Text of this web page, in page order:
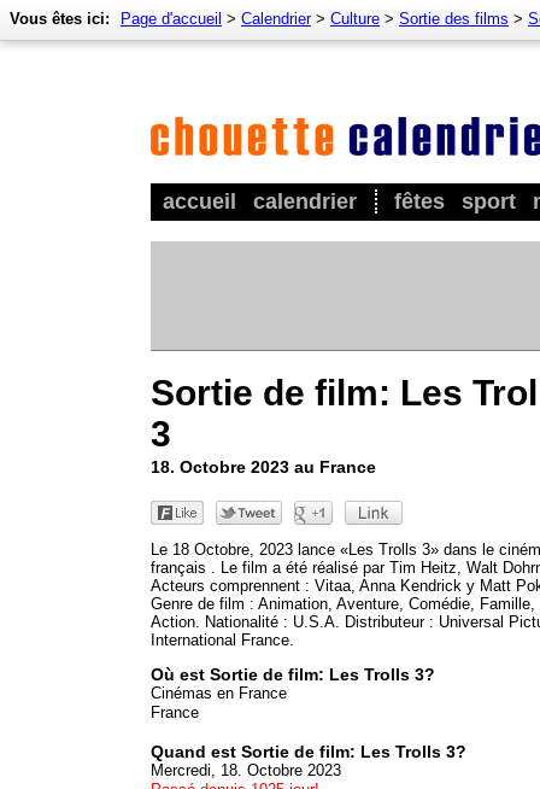
accueil calendrier fêtes sport
Vous êtes ici: Page d'accueil > Calendrier> Culture > Sortie des films >
Sortie de film: Les
3
18. Octobre 2023 au France
Le 18 Octobre, 2023 lance «Les Trolls 3» dans le
français . Le film a été réalisé par Tim Heitz, Walt
Acteurs comprennent : Vitaa, Anna Kendrick y Matt
Genre de film : Animation, Aventure, Comédie, Famille,
Action. Nationalité : U.S.A. Distributeur : Universal
International France.
Où est Sortie de film: Les Trolls 3?
Cinémas en France
France
Quand est Sortie de film: Les Trolls 3?
Mercredi, 18. Octobre 2023